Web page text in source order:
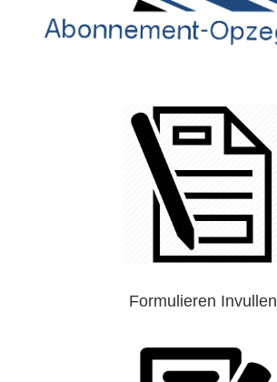
Formulieren Invullen